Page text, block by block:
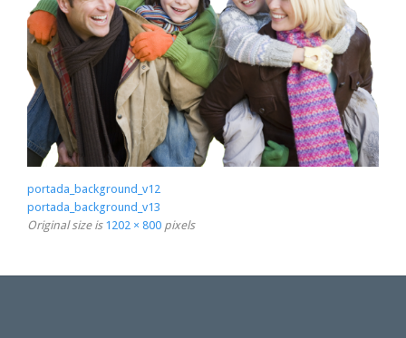
portada_background_v12
portada_background_v13
Original size is 1202 × 800 pixels